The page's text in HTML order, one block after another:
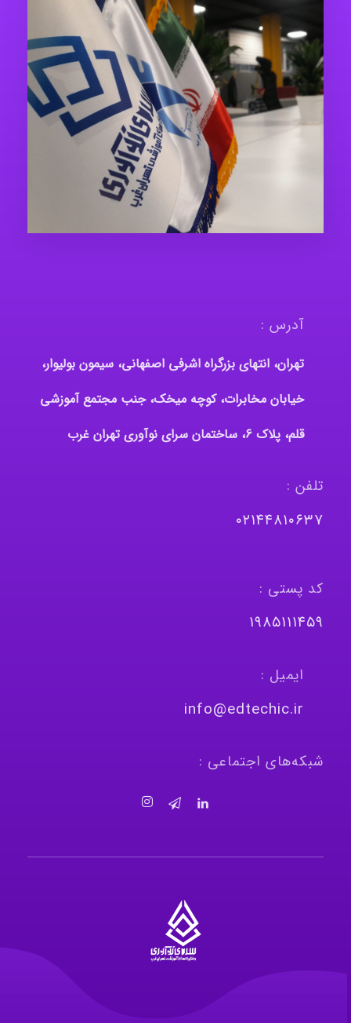
آدرس :
تهران، انتهای بزرگراه اشرفی اصفهانی، سیمون بولیوار،
خیابان مخابرات، کوچه میخک، جنب مجتمع آموزشی
قلم، پلاک 6، ساختمان سرای نوآوری تهران غرب
تلفن :
٠٢١٤٤٨١٠٦٣٧
کد پستی :
١٩٨٥١١١٤٥٩
ایمیل :
info@edtechic.ir
شبکه‌های اجتماعی :